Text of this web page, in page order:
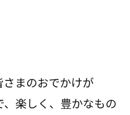
さまのおでかけが
、楽しく、豊かなもの